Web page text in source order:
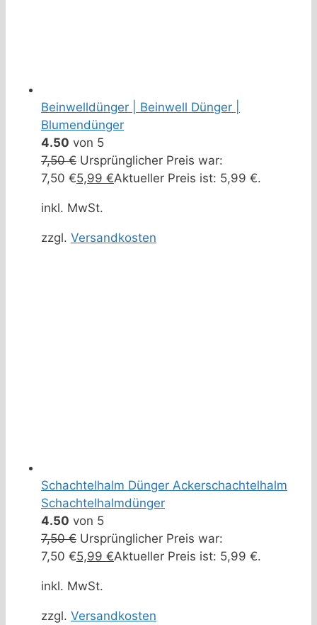
Beinwelldünger | Beinwell Dünger |
Blumendünger
4.50 von 5
7,50€ Ursprünglicher Preis war:
7,50 €5,99 €Aktueller Preis ist: 5,99 €.
inkl. MwSt.
zzgl. Versandkosten
Schachtelhalm Dünger Ackerschachtelhalm
Schachtelhalmdünger
4.50 von 5
7,50€ Ursprünglicher Preis war:
7,50 €5,99 €Aktueller Preis ist: 5,99 €.
inkl. MwSt.
zzgl. Versandkosten